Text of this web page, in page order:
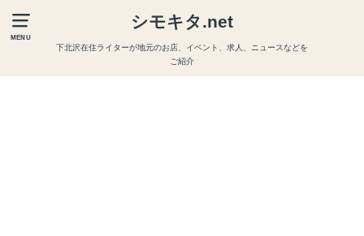
MENU
シモキタ.net
下北沢在住ライターが地元のお店、イベント、求人、ニュースなどを
ご紹介